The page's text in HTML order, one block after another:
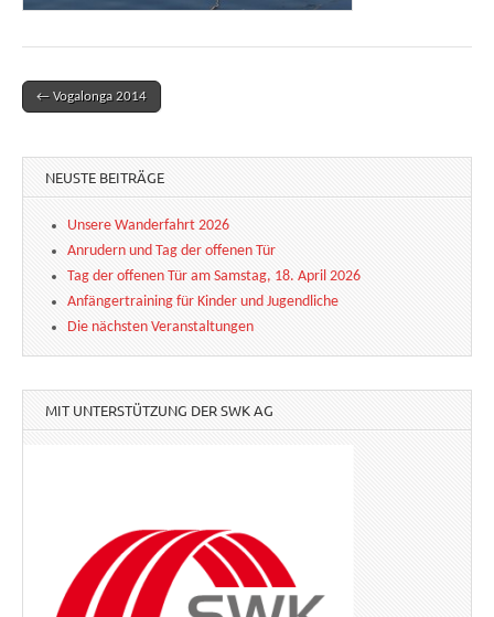
Post navigation
← Vogalonga 2014
NEUSTE BEITRÄGE
Unsere Wanderfahrt 2026
Anrudern und Tag der offenen Tür
Tag der offenen Tür am Samstag, 18. April 2026
Anfängertraining für Kinder und Jugendliche
Die nächsten Veranstaltungen
MIT UNTERSTÜTZUNG DER SWK AG